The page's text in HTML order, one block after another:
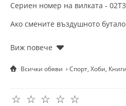
Сериен номер на вилката -
Ако смените въздушното
Specifications
Model designator (SF)-RL
Damper Type-
Всички обяви Спорт, Хоби, Книги
☆
☆
☆
☆
☆